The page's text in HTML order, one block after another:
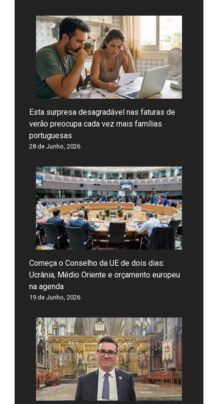
Esta surpresa desagradável nas faturas de
verão preocupa cada vez mais famílias
portuguesas
28 de Junho, 2026
Começa o Conselho da UE de dois dias:
Ucrânia, Médio Oriente e orçamento europeu
na agenda
19 de Junho, 2026